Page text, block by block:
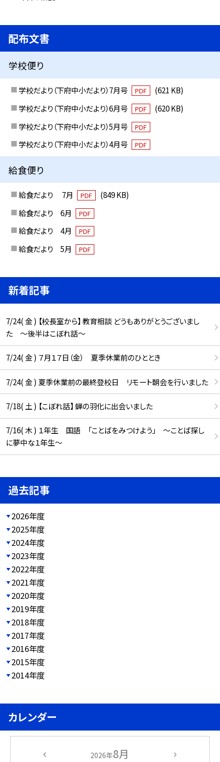
配布文書
学校便り
学校だより（下府中小だより）7月号 PDF
(621 KB)
学校だより（下府中小だより）6月号
PDF
(620 KB)
学校だより（下府中小だより）5月号
PDF
学校だより（下府中小だより）4月号 PDF
給食便り
給食だより 7月 PDF
(849 KB)
給食だより 6月
PDF
給食だより 4月 PDF
給食だより 5月 PDF
新着記事
7/24( 金 ) 【校長室から】 教育相談 どうもありがとうございまし
た ～後半はこぼれ話～
7/24( 金 ) ７月１７日（金） 夏季休業前のひととき
7/24( 金 ) 夏季休業前の最終登校日 リモート朝会を行いました
7/18( 土 ) 【こぼれ話】 蝉の羽化に出会いました
7/16( 木 ) １年生 国語 「ことばをみつけよう」 ～ことば探し
に夢中な１年生～
過去記事
2026年度
2025年度
2024年度
2023年度
2022年度
2021年度
2020年度
2019年度
2018年度
2017年度
2016年度
2015年度
2014年度
カレンダー
2026年8月